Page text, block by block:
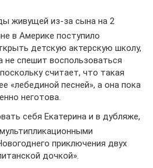
живущей из-за сына на 2
в Америке поступило
детскую актерскую школу,
не спешит воспользоваться
считает, что такая
«лебединой песней», а она пока
неготова.
себя Екатерина и в дубляже,
приключения двух
дочкой».